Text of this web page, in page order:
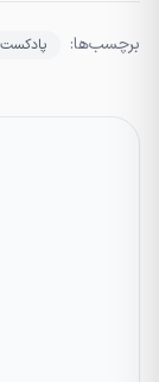
برچسب‌ها: پادکست